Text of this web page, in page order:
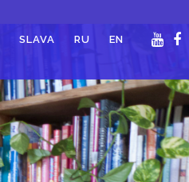
SLAVA RU EN